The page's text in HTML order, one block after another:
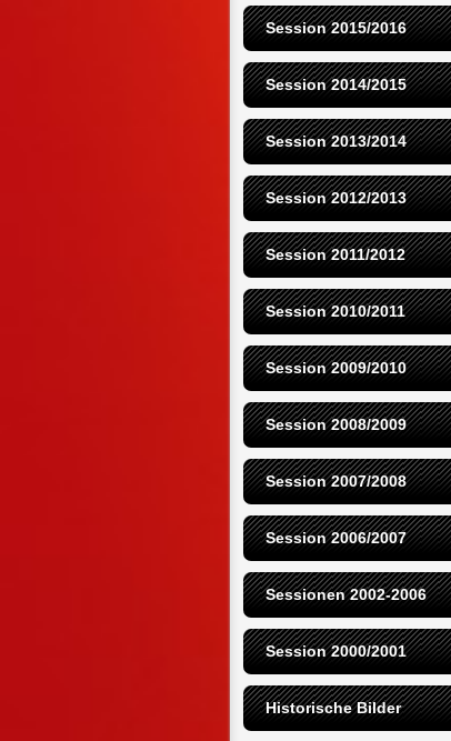
Session 2015/2016
Session 2014/2015
Session 2013/2014
Session 2012/2013
Session 2011/2012
Session 2010/2011
Session 2009/2010
Session 2008/2009
Session 2007/2008
Session 2006/2007
Sessionen 2002-2006
Session 2000/2001
Historische Bilder